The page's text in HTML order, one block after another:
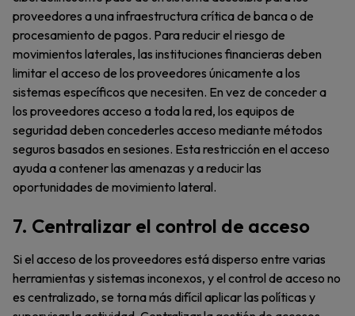
proveedores a una infraestructura crítica de banca o de
procesamiento de pagos. Para reducir el riesgo de
movimientos laterales, las instituciones financieras deben
limitar el acceso de los proveedores únicamente a los
sistemas específicos que necesiten. En vez de conceder a
los proveedores acceso a toda la red, los equipos de
seguridad deben concederles acceso mediante métodos
seguros basados en sesiones. Esta restricción en el acceso
ayuda a contener las amenazas y a reducir las
oportunidades de movimiento lateral.
7. Centralizar el control de acceso
Si el acceso de los proveedores está disperso entre varias
herramientas y sistemas inconexos, y el control de acceso no
es centralizado, se torna más difícil aplicar las políticas y